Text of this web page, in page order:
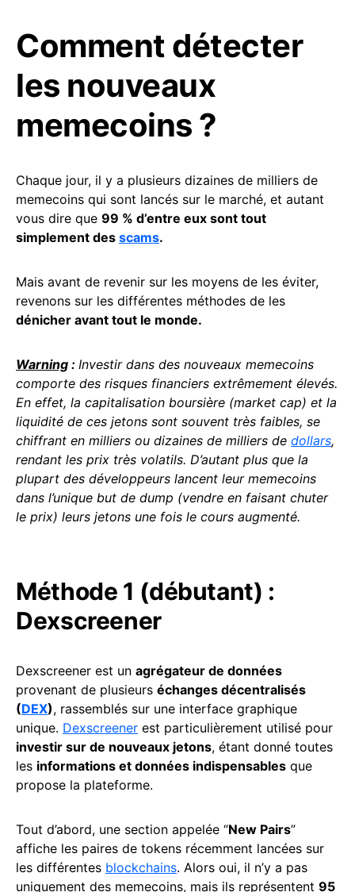
Comment détecter
les nouveaux
memecoins ?
Chaque jour, il y a plusieurs dizaines de milliers de
memecoins qui sont lancés sur le marché, et autant
vous dire que 99 % d’entre eux sont tout
simplement des scams.
Mais avant de revenir sur les moyens de les éviter,
revenons sur les différentes méthodes de les
dénicher avant tout le monde.
Warning : Investir dans des nouveaux memecoins
comporte des risques financiers extrêmement élevés.
En effet, la capitalisation boursière (market cap) et la
liquidité de ces jetons sont souvent très faibles, se
chiffrant en milliers ou dizaines de milliers de dollars,
rendant les prix très volatils. D’autant plus que la
plupart des développeurs lancent leur memecoins
dans l’unique but de dump (vendre en faisant chuter
le prix) leurs jetons une fois le cours augmenté.
Méthode 1 (débutant) :
Dexscreener
Dexscreener est un agrégateur de données
provenant de plusieurs échanges décentralisés
(DEX), rassemblés sur une interface graphique
unique. Dexscreener est particulièrement utilisé pour
investir sur de nouveaux jetons, étant donné toutes
les informations et données indispensables que
propose la plateforme.
Tout d’abord, une section appelée “New Pairs”
affiche les paires de tokens récemment lancées sur
les différentes blockchains. Alors oui, il n’y a pas
uniquement des memecoins, mais ils représentent 95